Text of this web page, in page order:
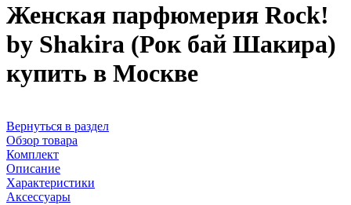
Женская парфюмерия Rock!
by Shakira (Рок бай Шакира)
купить в Москве
Вернуться в раздел
Обзор товара
Комплект
Описание
Характеристики
Аксессуары